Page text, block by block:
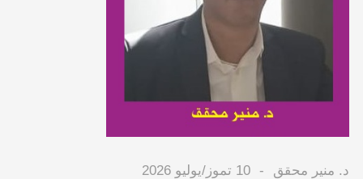
د. منير محقق 10 تموز/يوليو 2026